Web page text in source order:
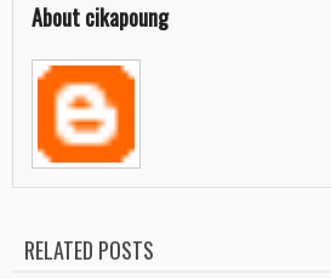
About cikapoung
RELATED POSTS